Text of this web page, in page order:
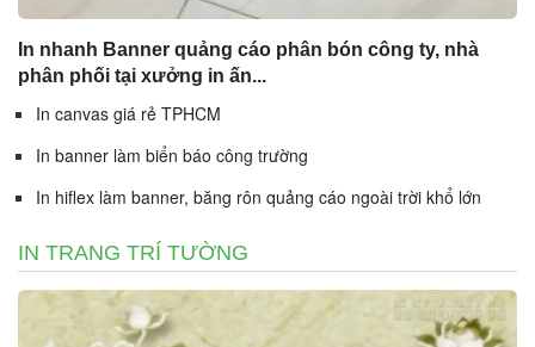
In nhanh Banner quảng cáo phân bón công ty, nhà
phân phối tại xưởng in ấn...
In canvas giá rẻ TPHCM
In banner làm biển báo công trường
In hiflex làm banner, băng rôn quảng cáo ngoài trời khổ lớn
IN TRANG TRÍ TƯỜNG